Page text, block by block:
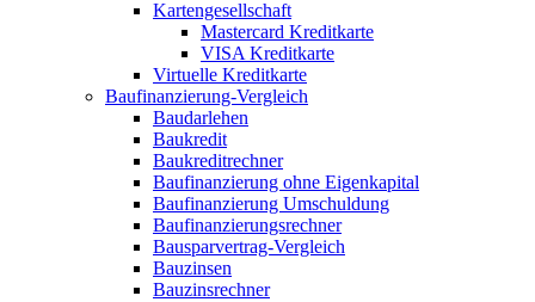
Kartengesellschaft
Mastercard Kreditkarte
VISA Kreditkarte
Virtuelle Kreditkarte
Baufinanzierung-Vergleich
Baudarlehen
Baukredit
Baukreditrechner
Baufinanzierung ohne Eigenkapital
Baufinanzierung Umschuldung
Baufinanzierungsrechner
Bausparvertrag-Vergleich
Bauzinsen
Bauzinsrechner